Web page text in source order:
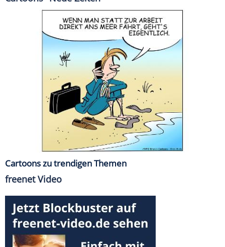
Cartoons zu trendigen Themen
freenet Video